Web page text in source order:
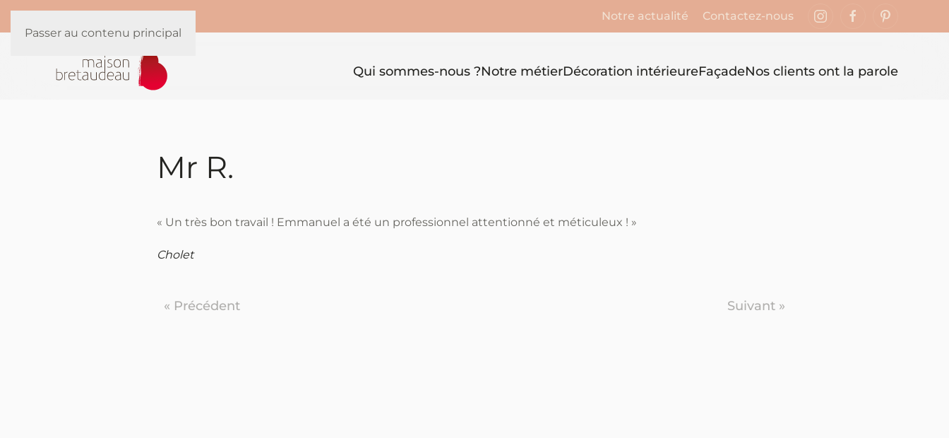
Passer au contenu principal
Notre actualité Contactez-nous
Qui sommes-nous ?Notre métierDécoration intérieureFaçadeNos clients ont la parole
Mr R.
« Un très bon travail ! Emmanuel a été un professionnel attentionné et méticuleux ! »
Cholet
« Précédent Suivant »
Panneau de gestion des cookies